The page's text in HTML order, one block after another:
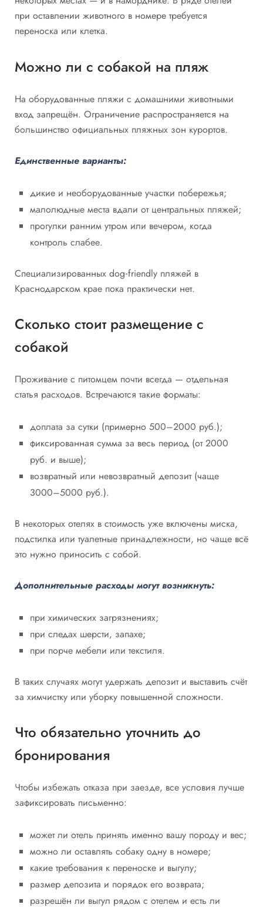
при оставлении животного в номере требуется
переноска или клетка.
Можно ли с собакой на пляж
На оборудованные пляжи с домашними животными
вход запрещён. Ограничение распространяется на
большинство официальных пляжных зон курортов.
Единственные варианты:
дикие и необорудованные участки побережья;
малолюдные места вдали от центральных пляжей;
прогулки ранним утром или вечером, когда
контроль слабее.
Специализированных dog‑friendly пляжей в
Краснодарском крае пока практически нет.
Сколько стоит размещение с
собакой
Проживание с питомцем почти всегда — отдельная
статья расходов. Встречаются такие форматы:
доплата за сутки (примерно 500–2000 руб.);
фиксированная сумма за весь период (от 2000
руб. и выше);
возвратный или невозвратный депозит (чаще
3000–5000 руб.).
В некоторых отелях в стоимость уже включены миска,
подстилка или туалетные принадлежности, но чаще всё
это нужно приносить с собой.
Дополнительные расходы могут возникнуть:
при химических загрязнениях;
при следах шерсти, запахе;
при порче мебели или текстиля.
В таких случаях могут удержать депозит и выставить счёт
за химчистку или уборку повышенной сложности.
Что обязательно уточнить до
бронирования
Чтобы избежать отказа при заезде, все условия лучше
зафиксировать письменно:
может ли отель принять именно вашу породу и вес;
можно ли оставлять собаку одну в номере;
какие требования к переноске и выгулу;
размер депозита и порядок его возврата;
разрешён ли выгул рядом с отелем и есть ли